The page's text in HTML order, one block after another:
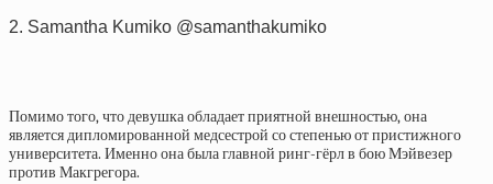
2. Samantha Kumiko @samanthakumiko
Помимо того, что девушка обладает приятной внешностью, она
является дипломированной медсестрой со степенью от пристижного
университета. Именно она была главной ринг-гёрл в бою Мэйвезер
против Макгрегора.